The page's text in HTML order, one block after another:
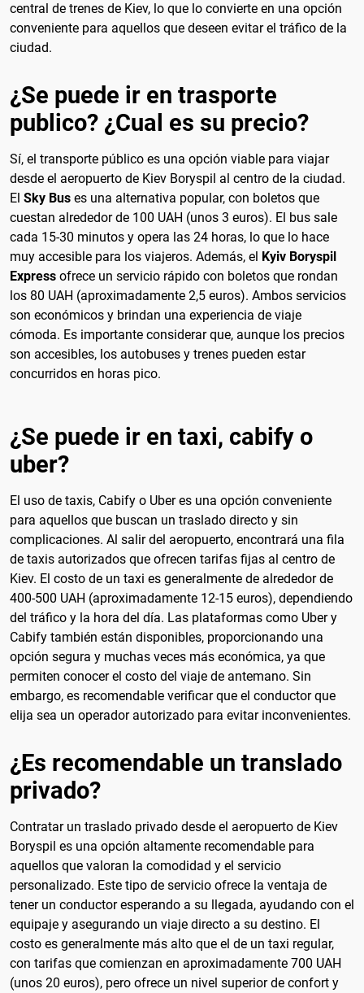
central de trenes de Kiev, lo que lo convierte en una opción
conveniente para aquellos que deseen evitar el tráfico de la
ciudad.
¿Se puede ir en trasporte
publico? ¿Cual es su precio?
Sí, el transporte público es una opción viable para viajar
desde el aeropuerto de Kiev Boryspil al centro de la ciudad.
El Sky Bus es una alternativa popular, con boletos que
cuestan alrededor de 100 UAH (unos 3 euros). El bus sale
cada 15-30 minutos y opera las 24 horas, lo que lo hace
muy accesible para los viajeros. Además, el Kyiv Boryspil
Express ofrece un servicio rápido con boletos que rondan
los 80 UAH (aproximadamente 2,5 euros). Ambos servicios
son económicos y brindan una experiencia de viaje
cómoda. Es importante considerar que, aunque los precios
son accesibles, los autobuses y trenes pueden estar
concurridos en horas pico.
¿Se puede ir en taxi, cabify o
uber?
El uso de taxis, Cabify o Uber es una opción conveniente
para aquellos que buscan un traslado directo y sin
complicaciones. Al salir del aeropuerto, encontrará una fila
de taxis autorizados que ofrecen tarifas fijas al centro de
Kiev. El costo de un taxi es generalmente de alrededor de
400-500 UAH (aproximadamente 12-15 euros), dependiendo
del tráfico y la hora del día. Las plataformas como Uber y
Cabify también están disponibles, proporcionando una
opción segura y muchas veces más económica, ya que
permiten conocer el costo del viaje de antemano. Sin
embargo, es recomendable verificar que el conductor que
elija sea un operador autorizado para evitar inconvenientes.
¿Es recomendable un translado
privado?
Contratar un traslado privado desde el aeropuerto de Kiev
Boryspil es una opción altamente recomendable para
aquellos que valoran la comodidad y el servicio
personalizado. Este tipo de servicio ofrece la ventaja de
tener un conductor esperando a su llegada, ayudando con el
equipaje y asegurando un viaje directo a su destino. El
costo es generalmente más alto que el de un taxi regular,
con tarifas que comienzan en aproximadamente 700 UAH
(unos 20 euros), pero ofrece un nivel superior de confort y